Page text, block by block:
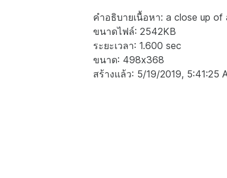
คำอธิบายเนื้อหา: a close up
ขนาดไฟล์: 2542KB
ระยะเวลา: 1.600 sec
ขนาด: 498x368
สร้างแล้ว: 5/19/2019, 5:41:25